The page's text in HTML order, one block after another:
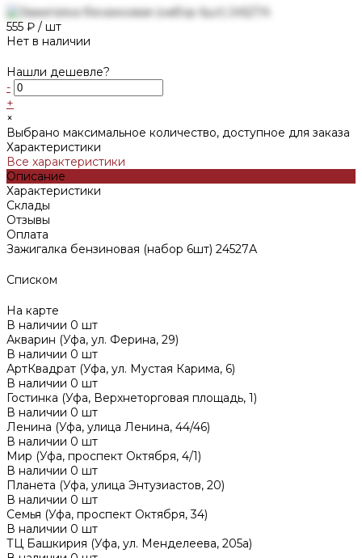
555 ₽ / шт
Нет в наличии
Нашли дешевле?
-
+
×
Выбрано максимальное количество, доступное для заказа
Характеристики
Все характеристики
Описание
Характеристики
Склады
Отзывы
Оплата
Зажигалка бензиновая (набор 6шт) 24527А
Списком
На карте
В наличии 0 шт
Акварин (Уфа, ул. Ферина, 29)
В наличии 0 шт
АртКвадрат (Уфа, ул. Мустая Карима, 6)
В наличии 0 шт
Гостинка (Уфа, Верхнеторговая площадь, 1)
В наличии 0 шт
Ленина (Уфа, улица Ленина, 44/46)
В наличии 0 шт
Мир (Уфа, проспект Октября, 4/1)
В наличии 0 шт
Планета (Уфа, улица Энтузиастов, 20)
В наличии 0 шт
Семья (Уфа, проспект Октября, 34)
В наличии 0 шт
ТЦ Башкирия (Уфа, ул. Менделеева, 205а)